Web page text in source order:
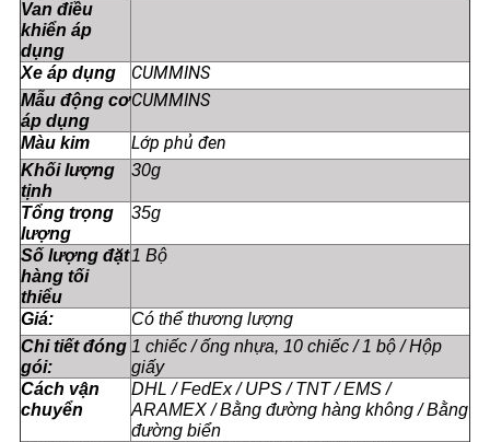
Van điều
khiển áp
dụng
Xe áp dụng
CUMMINS
Mẫu động cơ
áp dụng
CUMMINS
Màu kim Lớp phủ đen
Khối lượng
tịnh
30g
Tổng trọng
lượng
35g
Số lượng đặt
hàng tối
thiểu
1 Bộ
Giá:
Có thể thương lượng
Chi tiết đóng
gói:
1 chiếc / ống nhựa, 10 chiếc / 1 bộ / Hộp
giấy
Cách vận
chuyển
DHL / FedEx / UPS / TNT / EMS /
ARAMEX / Bằng đường hàng không / Bằng
đường biển